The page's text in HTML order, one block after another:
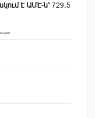
է ԱՄԷ-ն՝729․5